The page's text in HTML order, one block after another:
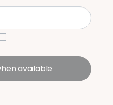
available